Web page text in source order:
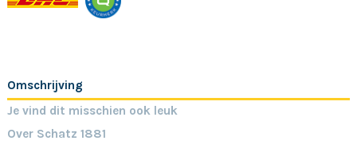
Omschrijving
Je vind dit misschien ook leuk
Over Schatz 1881